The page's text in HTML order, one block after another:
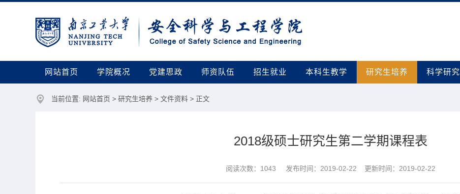
网站首页 学院概况 党建思政 师资队伍 招生就业 本科生教学 研究生培养 科学研究
当前位置: 网站首页 > 研究生培养 > 文件资料 > 正文
2018级硕士研究生第二学期课程表
阅读次数： 1043 发布时间：2019-02-22 更新时间：2019-02-22